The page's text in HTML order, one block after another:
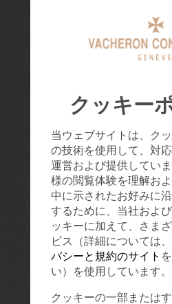
クッキー
当ウェブサイトは、ク
の技術を使用して、対
運営および提供してい
様の閲覧体験を理解お
中に示されたお好みに
するために、当社およ
ッキーに加えて、さま
ビス（詳細については、
バシーと規約のサイト
い）を使用しています。
クッキーの一部または